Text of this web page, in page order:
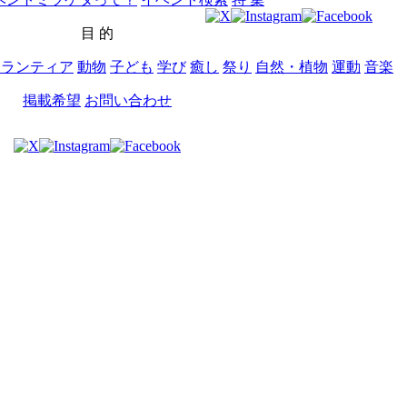
目 的
ンティア 動物 子ども 学び 癒し 祭り 自然・植物 運動 音楽
掲載希望 お問い合わせ